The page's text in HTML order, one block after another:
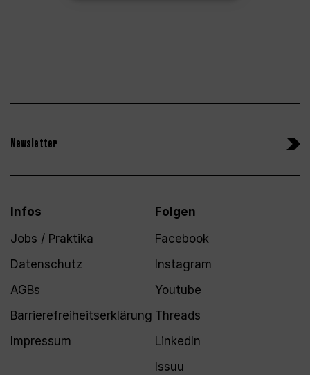
Newsletter
Infos
Jobs / Praktika
Datenschutz
AGBs
Barrierefreiheitserklärung
Impressum
Folgen
Facebook
Instagram
Youtube
Threads
LinkedIn
Issuu